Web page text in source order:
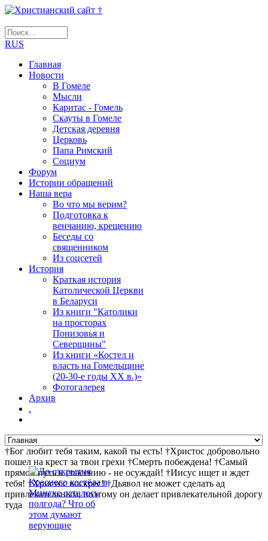
RUS
Главная
Новости
В Гомеле
Мысли
Каритас - Гомель
Скауты в Гомеле
Детская деревня
Церковь
Папа Римский
Социум
Форум
Истории обращений
Наша вера
Во что мы верим?
Подготовка к
венчанию, крещению
Беседы со
священником
Из соцсетей
История
Краткая история
Католической Церкви
в Беларуси
Из книги "Католики
на просторах
Понизовья и
Северщины"
Из книги «Костел и
власть на Гомельщине
(20-30-е годы ХХ в.)»
Фотогалерея
Архив
.
†Бог любит тебя таким, какой ты есть! †Христос добровольно
пошел на крест за твои грехи †Смерть побеждена! †Самый
прямой путь к спасению - не осуждай! †Иисус ищет и ждет
тебя! †Христос воскрес! †Дьявол не может сделать ад
привлекательным, поэтому он делает привлекательной дорогу
туда